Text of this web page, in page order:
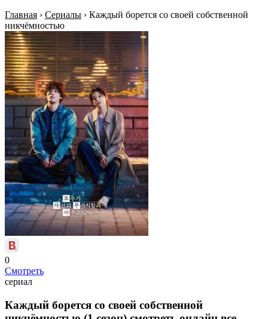
Главная › Сериалы › Каждый борется со своей собственной
никчёмностью
0
Смотреть
сериал
Каждый борется со своей собственной